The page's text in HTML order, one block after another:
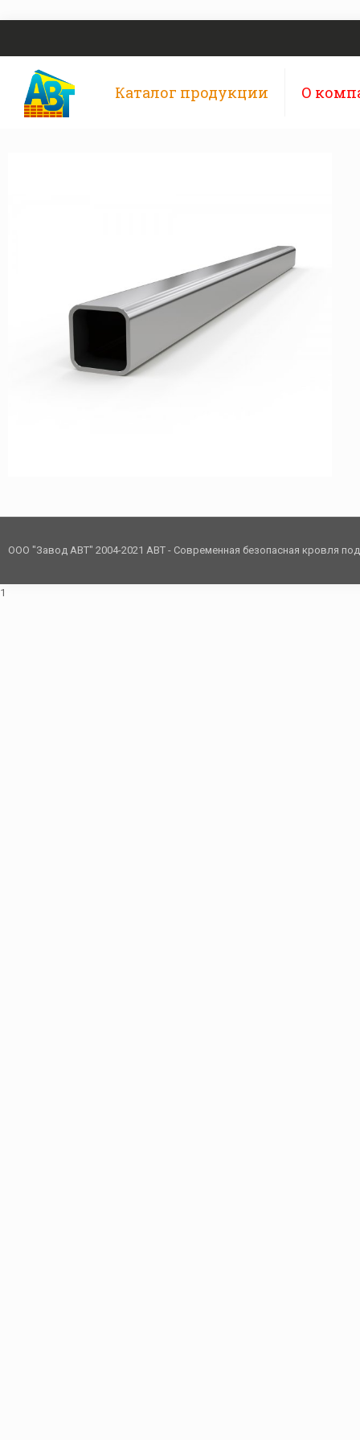
Каталог продукции О
ООО "Завод АВТ" 2004-2021 АВТ - Современная безопасная кровля
1